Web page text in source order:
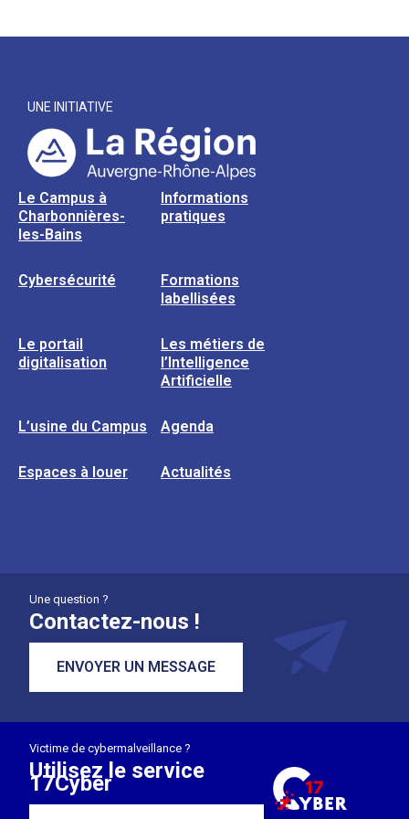
UNE INITIATIVE
Le Campus à
Charbonnières-
les-Bains
Informations
pratiques
Cybersécurité
Formations
labellisées
Le portail
digitalisation
Les métiers de
l’Intelligence
Artificielle
L’usine du Campus Agenda
Espaces à louer Actualités
Une question ?
Contactez-nous !
ENVOYER UN MESSAGE
Victime de cybermalveillance ?
Utilisez le service
17Cyber